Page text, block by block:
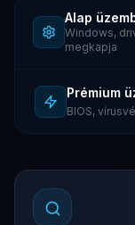
Alap
Windows,
megkapja
Prémium
BIOS,